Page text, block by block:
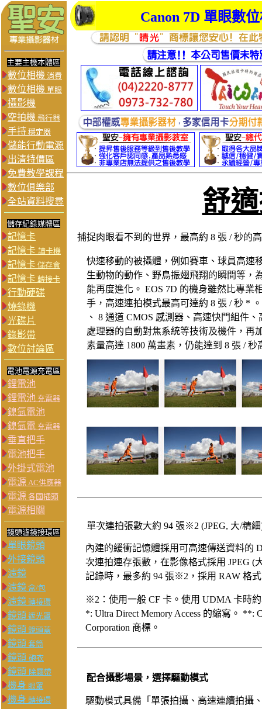
Canon 7D 單眼數
主要主機本體區
數位相機 消費
數位相機 單眼
攝影機
空拍機 飛行器
手持 穩定器
儲能行動電源
出清特價區
免費教學課程
數位俱樂部
全站資料搜尋
儲存紀錄媒體區
記憶卡
記憶卡 讀卡機
記憶卡 儲存盒
記憶卡 轉接卡
行動硬碟
燒錄機
光碟片
錄影帶
數位討論區
電池電源充電區
鋰電池
鋰電池 充電器
鎳氫電池
鎳氫電 充電器
垂直把手
電池把手
外掛式電池
電源 AC供應器
電源 各國插頭
電源相關
鏡頭濾鏡接環區
單眼鏡頭
外接鏡頭
濾鏡
濾鏡 盒/包
濾鏡 轉接環
鏡頭 遮光罩
鏡頭 鏡頭蓋
鏡頭 套筒
鏡頭 砲衣
鏡頭 除霧帶
機身 眼罩
機身 轉接環
舒
捕捉肉眼看不到的世界，最高約 8 張 / 秒的
快速移動的被攝體，例如賽車、球員高速
生動物的動作、野鳥振翅飛翔的瞬間等，
能再度進化。 EOS 7D 的機身雖然比專業
手，高速連拍模式最高可達約 8 張 / 秒 *
、 8 通道 CMOS 感測器、高速快門組件
處理器的自動對焦系統等技術及機件，再
素量高達 1800 萬畫素，仍能達到 8 張 / 秒
單次連拍張數大約 94 張※2 (JPEG, 大/精
內建的緩衝記憶體採用可高速傳送資料的
次連拍連存張數，在影像格式採用 JPEG
記錄時，最多約 94 張※2，採用 RAW 格
※2：使用一般 CF 卡。使用 UDMA 卡時
*: Ultra Direct Memory Access 的縮寫。 **:
Corporation 商標。
配合攝影場景，選擇驅動模式
驅動模式具備「單張拍攝、高速連續拍攝